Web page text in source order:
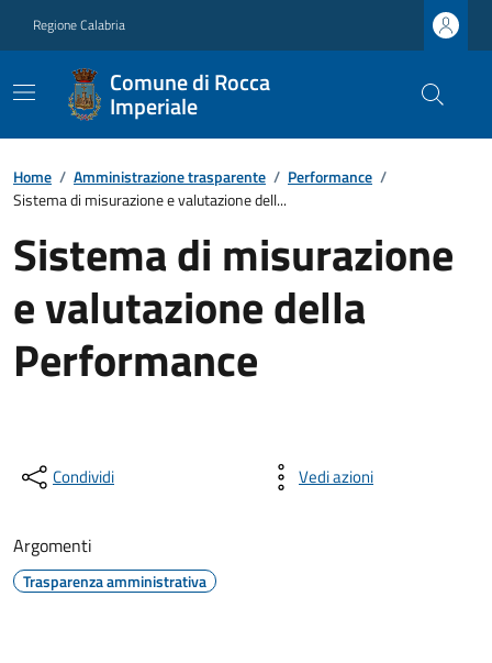
Regione Calabria
Comune di Rocca
Imperiale
Home / Amministrazione trasparente / Performance /
Sistema di misurazione e valutazione dell...
Sistema di misurazione
e valutazione della
Performance
Condividi Vedi azioni
Argomenti
Trasparenza amministrativa